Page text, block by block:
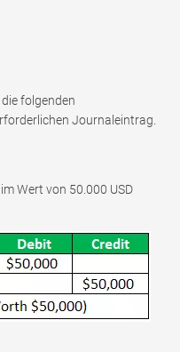
folgenden
Journaleintrag.
Wert von 50.000 USD